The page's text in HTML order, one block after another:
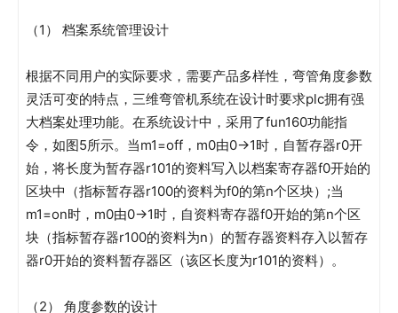
（1） 档案系统管理设计
根据不同用户的实际要求，需要产品多样性，弯管角度参数
灵活可变的特点，三维弯管机系统在设计时要求plc拥有强
大档案处理功能。在系统设计中，采用了fun160功能指
令，如图5所示。当m1=off，m0由0→1时，自暂存器r0开
始，将长度为暂存器r101的资料写入以档案寄存器f0开始的
区块中（指标暂存器r100的资料为f0的第n个区块）;当
m1=on时，m0由0→1时，自资料寄存器f0开始的第n个区
块（指标暂存器r100的资料为n）的暂存器资料存入以暂存
器r0开始的资料暂存器区（该区长度为r101的资料）。
（2） 角度参数的设计